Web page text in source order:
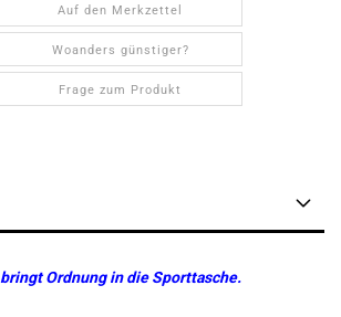
Auf den Merkzettel
Woanders günstiger?
Frage zum Produkt
bringt Ordnung in die Sporttasche.